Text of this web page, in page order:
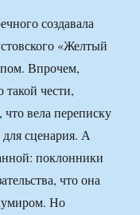
создавала
«Желтый
Впрочем,
чести,
вела переписку
сценария. А
поклонники
что она
Но